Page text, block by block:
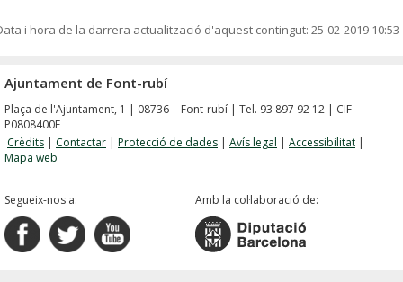
i hora de la darrera actualització d'aquest contingut: 25-02-2019 10:53
Ajuntament de Font-rubí
Plaça de l'Ajuntament, 1 | 08736 - Font-rubí | Tel. 93 897 92 12 | CIF
P0808400F
Crèdits | Contactar | Protecció de dades | Avís legal | Accessibilitat |
Mapa web
Segueix-nos a: Amb la col·laboració de: